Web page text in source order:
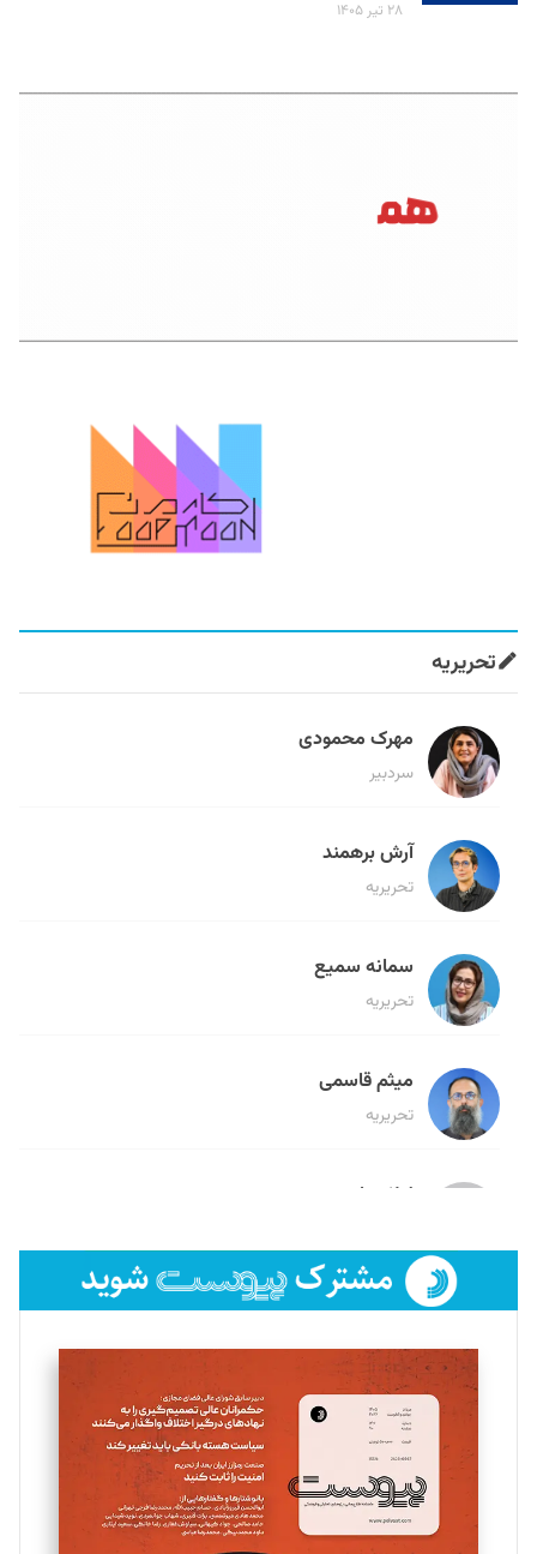
۲۸ تیر ۱۴۰۵
تحریریه
مهرک محمودی
سردبیر
آرش برهمند
تحریریه
سمانه سمیع
تحریریه
میثم قاسمی
تحریریه
لیلا حنارود
فائزه فتحی رستمی
تحریریه
سروش کرمیان
تحریریه
مینا پاکدل